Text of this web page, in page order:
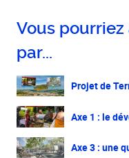
Vous
par...
Projet de
Axe 1 : le
Axe 3 : une